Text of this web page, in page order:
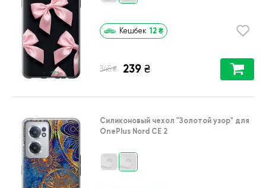
Кешбек 12 ₴
345 ₴ 239 ₴
Силиконовый чехол "Золотой узор" для
OnePlus Nord CE 2